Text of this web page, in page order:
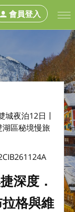
會員登入
城夜泊12日丨
區秘境慢旅
深度．
格與維